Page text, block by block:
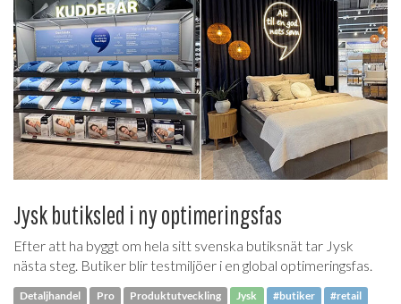
Jysk butiksled i ny optimeringsfas
Efter att ha byggt om hela sitt svenska butiksnät tar Jysk
nästa steg. Butiker blir testmiljöer i en global optimeringsfas.
Detaljhandel Pro Produktutveckling Jysk #butiker #retail